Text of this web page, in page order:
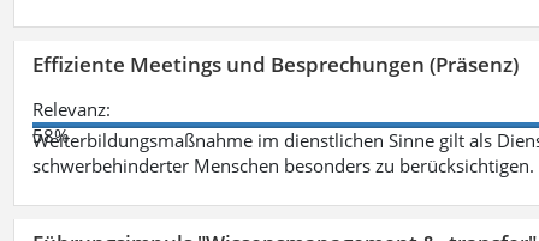
Effiziente Meetings und Besprechungen (Präsenz)
Relevanz:
58%
Weiterbildungsmaßnahme im dienstlichen Sinne gilt als
schwerbehinderter Menschen besonders zu berücksichtigen.